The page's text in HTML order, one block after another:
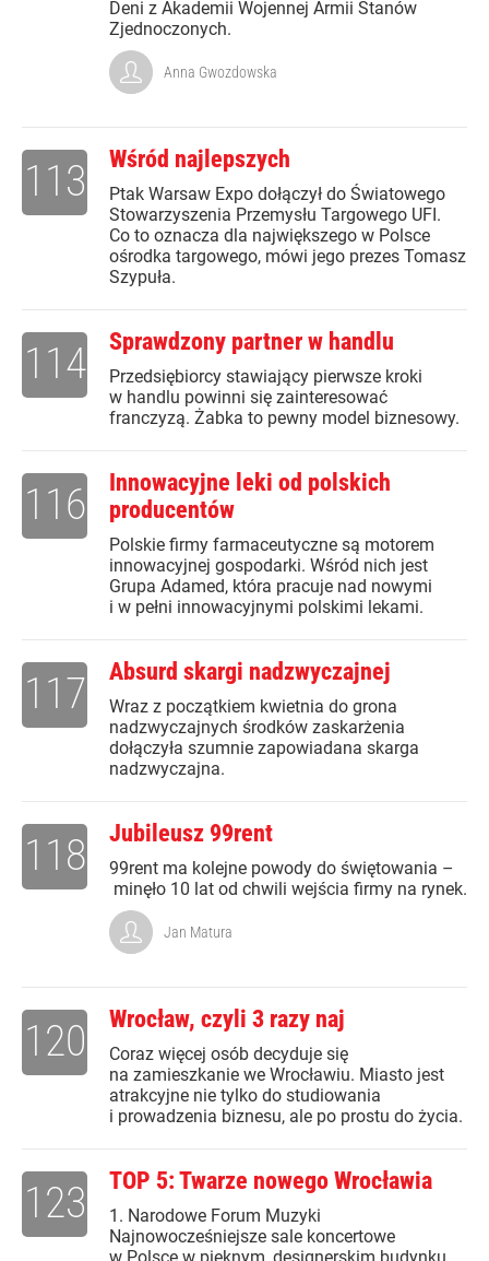
Deni z Akademii Wojennej Armii Stanów
Zjednoczonych.
Anna Gwozdowska
Wśród najlepszych
Ptak Warsaw Expo dołączył do Światowego
Stowarzyszenia Przemysłu Targowego UFI.
Co to oznacza dla największego w Polsce
ośrodka targowego, mówi jego prezes Tomasz
Szypuła.
113
Sprawdzony partner w handlu
Przedsiębiorcy stawiający pierwsze kroki
w handlu powinni się zainteresować
franczyzą. Żabka to pewny model biznesowy.
114
Innowacyjne leki od polskich
producentów
Polskie firmy farmaceutyczne są motorem
innowacyjnej gospodarki. Wśród nich jest
Grupa Adamed, która pracuje nad nowymi
i w pełni innowacyjnymi polskimi lekami.
116
Absurd skargi nadzwyczajnej
Wraz z początkiem kwietnia do grona
nadzwyczajnych środków zaskarżenia
dołączyła szumnie zapowiadana skarga
nadzwyczajna.
117
Jubileusz 99rent
99rent ma kolejne powody do świętowania –
minęło 10 lat od chwili wejścia firmy na rynek.
118
Jan Matura
Wrocław, czyli 3 razy naj
Coraz więcej osób decyduje się
na zamieszkanie we Wrocławiu. Miasto jest
atrakcyjne nie tylko do studiowania
i prowadzenia biznesu, ale po prostu do życia.
120
TOP 5: Twarze nowego Wrocławia
1. Narodowe Forum Muzyki
Najnowocześniejsze sale koncertowe
123